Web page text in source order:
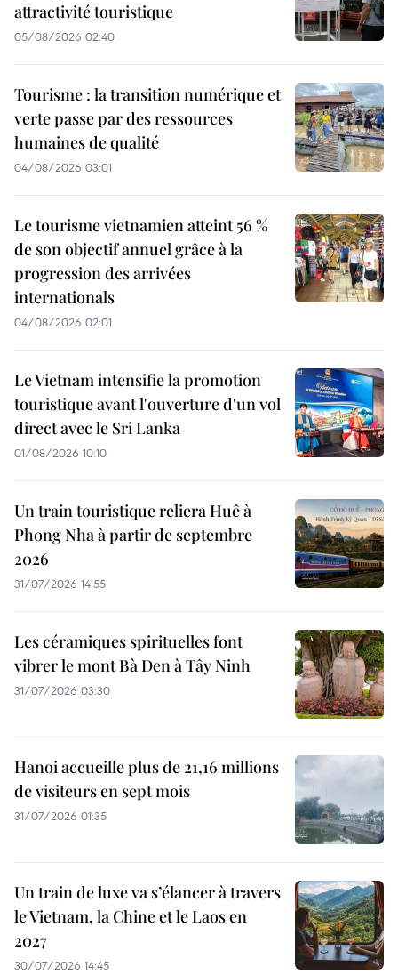
attractivité touristique
05/08/2026 02:40
Tourisme : la transition numérique et
verte passe par des ressources
humaines de qualité
04/08/2026 03:01
Le tourisme vietnamien atteint 56 %
de son objectif annuel grâce à la
progression des arrivées
internationals
04/08/2026 02:01
Le Vietnam intensifie la promotion
touristique avant l'ouverture d'un vol
direct avec le Sri Lanka
01/08/2026 10:10
Un train touristique reliera Huê à
Phong Nha à partir de septembre
2026
31/07/2026 14:55
Les céramiques spirituelles font
vibrer le mont Bà Den à Tây Ninh
31/07/2026 03:30
Hanoi accueille plus de 21,16 millions
de visiteurs en sept mois ​
31/07/2026 01:35
Un train de luxe va s’élancer à travers
le Vietnam, la Chine et le Laos en
2027
30/07/2026 14:45